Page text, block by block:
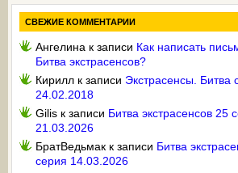
СВЕЖИЕ КОММЕНТАРИИ
Ангелина к записи Как написать
Битва экстрасенсов?
Кирилл к записи Экстрасенсы. Битва
24.02.2018
Gilis к записи Битва экстрасенсов 25
21.03.2026
БратВедьмак к записи Битва
серия 14.03.2026